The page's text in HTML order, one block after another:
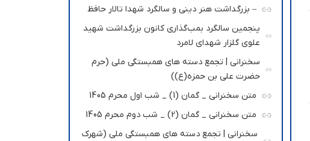
– بزرگداشت هنر دینی و سالگرد شهدا تالار حافظ
پنجمین سالگرد بمب‌گذاری کانون بزرگداشت شهید
علوی گلزار شهدای لامرد
سخنرانی | تجمع دسته های همبستگی ملی (حرم
حضرت علی بن حمزه(ع))
متن سخنرانی _ گمان (1) _ شب اول محرم 1405
متن سخنرانی _ گمان (2) _ شب دوم محرم 1405
سخنرانی | تجمع دسته های همبستگی ملی (شهرک